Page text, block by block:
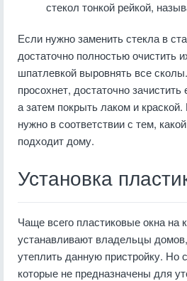
стекол тонкой рейкой,
Если нужно заменить стекла в
достаточно полностью очистить
шпатлевкой выровнять все
просохнет, достаточно
а затем покрыть лаком и
нужно в соответствии с тем,
подходит дому.
Установка
Чаще всего пластиковые окна на
устанавливают владельцы
утеплить данную пристройку. Но
которые не предназначены для